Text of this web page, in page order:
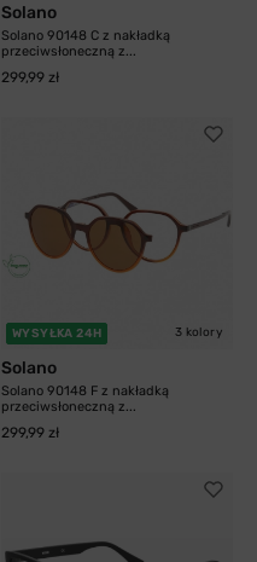
Solano
Solano 90148 C z nakładką
przeciwsłoneczną z...
299,99 zł
WYSYŁKA 24H 3 kolory
Solano
Solano 90148 F z nakładką
przeciwsłoneczną z...
299,99 zł